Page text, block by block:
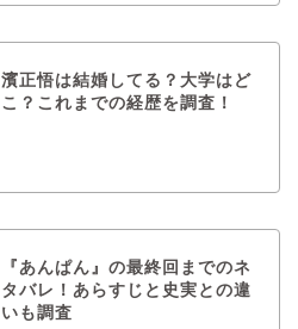
濱正悟は結婚してる？大学はど
こ？これまでの経歴を調査！
『あんぱん』の最終回までのネ
タバレ！あらすじと史実との違
いも調査